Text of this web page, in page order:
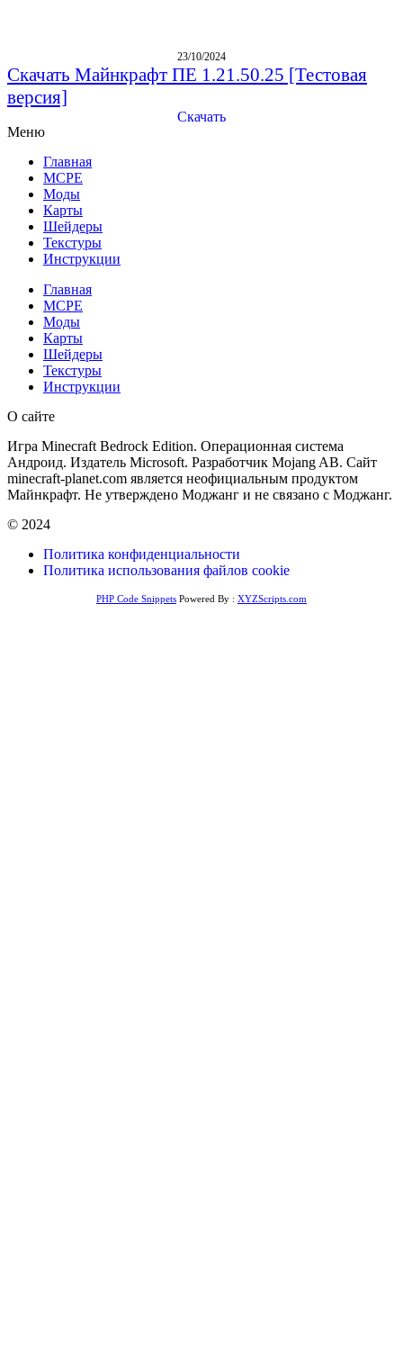
Скачать Майнкрафт ПЕ 1.21.50.25 [Тестовая
версия]
23/10/2024
Скачать
Меню
Главная
MCPE
Моды
Карты
Шейдеры
Текстуры
Инструкции
Главная
MCPE
Моды
Карты
Шейдеры
Текстуры
Инструкции
О сайте
Игра Minecraft Bedrock Edition. Операционная система
Андроид. Издатель Microsoft. Разработчик Mojang AB. Сайт
minecraft-planet.com является неофициальным продуктом
Майнкрафт. Не утверждено Моджанг и не связано с Моджанг.
© 2024
Политика конфиденциальности
Политика использования файлов cookie
PHP Code Snippets Powered By : XYZScripts.com